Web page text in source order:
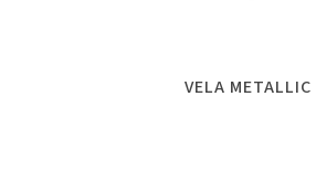
VELA METALLIC